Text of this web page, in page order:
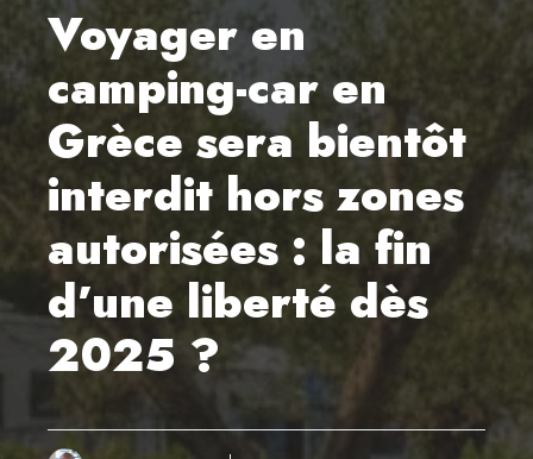
Voyager en
camping-car en
Grèce sera bientôt
interdit hors zones
autorisées : la fin
d’une liberté dès
2025 ?